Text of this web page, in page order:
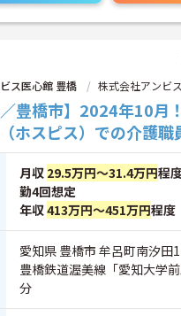
ス医心館 豊橋 株式会社アンビス
／豊橋市】2024年10月
ホスピス）での介護職
月収 29.5万円～31.4万円程
勤4回想定
年収413万円～451万円程
愛知県 豊橋市 牟呂町南汐田
豊橋鉄道渥美線「愛知大学
分